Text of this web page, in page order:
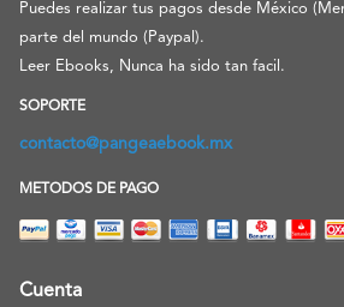
Puedes realizar tus pagos desde México
parte del mundo (Paypal).
Leer Ebooks, Nunca ha sido tan facil.
SOPORTE
contacto@pangeaebook.mx
METODOS DE PAGO
Cuenta